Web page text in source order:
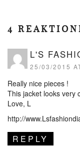
4
L'S
25/03/2015
Really nice pieces !
This jacket looks very
Love, L
http://
REPLY